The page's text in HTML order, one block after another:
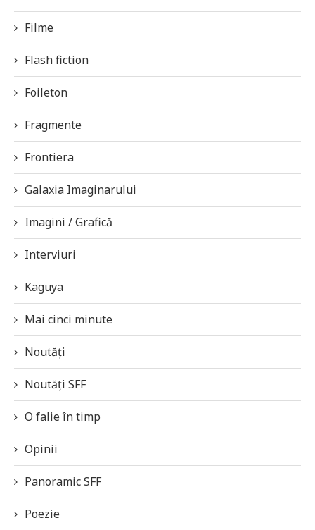
Filme
Flash fiction
Foileton
Fragmente
Frontiera
Galaxia Imaginarului
Imagini / Grafică
Interviuri
Kaguya
Mai cinci minute
Noutăți
Noutăți SFF
O falie în timp
Opinii
Panoramic SFF
Poezie